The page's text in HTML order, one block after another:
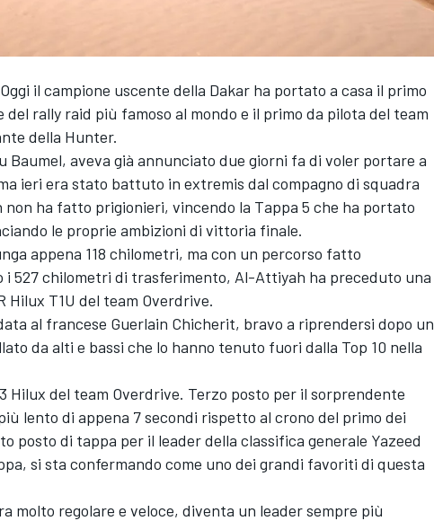
il campione uscente della Dakar ha portato a casa il primo
del rally raid più famoso al mondo e il primo da pilota del team
della Hunter.
Baumel, aveva già annunciato due giorni fa di voler portare a
ieri era stato battuto in extremis dal compagno di squadra
non ha fatto prigionieri, vincendo la Tappa 5 che ha portato
le proprie ambizioni di vittoria finale.
appena 118 chilometri, ma con un percorso fatto
i 527 chilometri di trasferimento, Al-Attiyah ha preceduto una
Hilux T1U del team Overdrive.
al francese Guerlain Chicherit, bravo a riprendersi dopo un
da alti e bassi che lo hanno tenuto fuori dalla Top 10 nella
Hilux del team Overdrive. Terzo posto per il sorprendente
lento di appena 7 secondi rispetto al crono del primo dei
posto di tappa per il leader della classifica generale Yazeed
si sta confermando come uno dei grandi favoriti di questa
molto regolare e veloce, diventa un leader sempre più